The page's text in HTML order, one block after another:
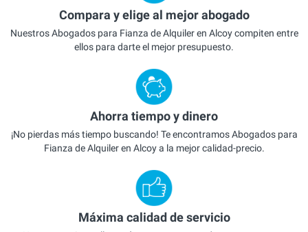
Compara y elige al mejor abogado
Nuestros Abogados para Fianza de Alquiler en Alcoy compiten entre
ellos para darte el mejor presupuesto.
Ahorra tiempo y dinero
¡No pierdas más tiempo buscando! Te encontramos Abogados para
Fianza de Alquiler en Alcoy a la mejor calidad-precio.
Máxima calidad de servicio